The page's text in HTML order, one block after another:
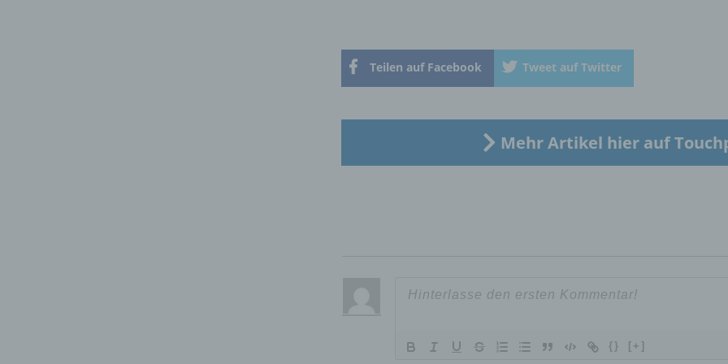
Teilen auf Facebook Tweet auf Twitter
Mehr Artikel hier auf
{} [+]
Verarbeitung ist jeder mit oder ohne Hilfe automatisierter
ausgeführte Vorgang oder jede solche Vorgangsreihe im
Zusammenhang mit personenbezogenen Daten wie das
Einschränkung der Verarbeitung ist die Markierung